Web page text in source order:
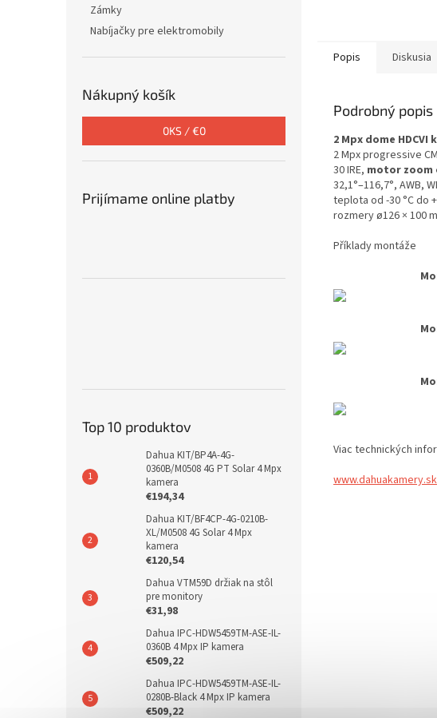
Zámky
Nabíjačky pre elektromobily
Nákupný košík
0KS /€0
Prijímame online platby
Top 10 produktov
Dahua KIT/BP4A-4G-
0360B/M0508 4G PT Solar 4 Mpx
kamera
€194,34
Dahua KIT/BF4CP-4G-0210B-
XL/M0508 4G Solar 4 Mpx
kamera
€120,54
Dahua VTM59D držiak na stôl
pre monitory
€31,98
Dahua IPC-HDW5459TM-ASE-IL-
0360B 4 Mpx IP kamera
€509,22
Dahua IPC-HDW5459TM-ASE-IL-
0280B-Black 4 Mpx IP kamera
€509,22
Popis Diskusia
Podrobný popis
2 Mpx dome HDCVI
2 Mpx progressive
30 IRE, motor zoom
32,1°–116,7°, AWB,
teplota od -30 °C do
rozmery ø126 × 100
Příklady montáže
Viac technických
www.dahuakamery.sk